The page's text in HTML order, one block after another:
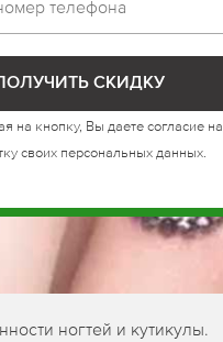
на кнопку, Вы даете согласие на
своих персональных данных.
ногтей и кутикулы.